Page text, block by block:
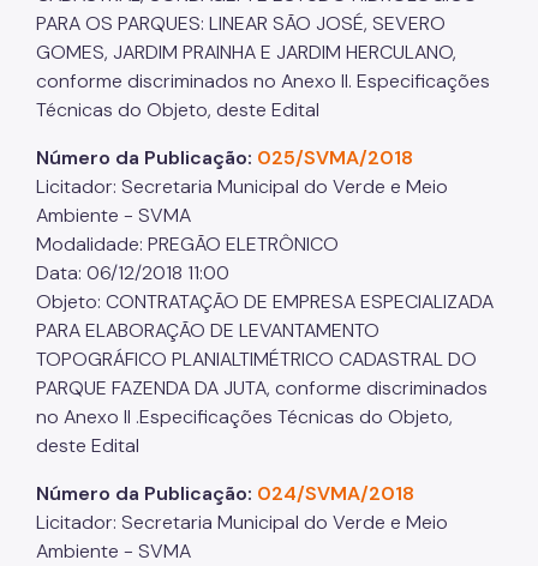
PARA OS PARQUES: LINEAR SÃO JOSÉ, SEVERO
GOMES, JARDIM PRAINHA E JARDIM HERCULANO,
conforme discriminados no Anexo II. Especificações
Técnicas do Objeto, deste Edital
Número da Publicação: 025/SVMA/2018
Licitador: Secretaria Municipal do Verde e Meio
Ambiente - SVMA
Modalidade: PREGÃO ELETRÔNICO
Data: 06/12/2018 11:00
Objeto: CONTRATAÇÃO DE EMPRESA ESPECIALIZADA
PARA ELABORAÇÃO DE LEVANTAMENTO
TOPOGRÁFICO PLANIALTIMÉTRICO CADASTRAL DO
PARQUE FAZENDA DA JUTA, conforme discriminados
no Anexo II .Especificações Técnicas do Objeto,
deste Edital
Número da Publicação: 024/SVMA/2018
Licitador: Secretaria Municipal do Verde e Meio
Ambiente - SVMA